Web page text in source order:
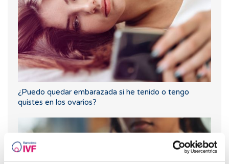
¿Puedo quedar embarazada si he tenido o tengo
quistes en los ovarios?